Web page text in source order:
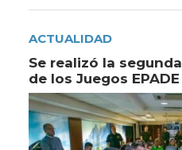
ACTUALIDAD
Se realizó la
de los Juegos EPADE